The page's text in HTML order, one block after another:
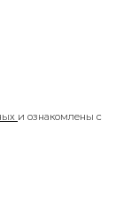
и ознакомлены с